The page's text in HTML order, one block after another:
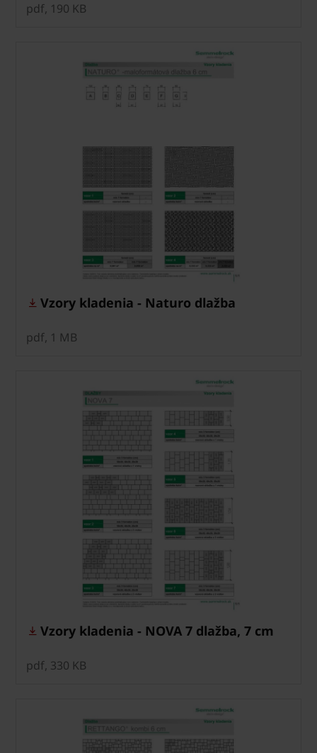
pdf, 190 KB
Vzory kladenia - Naturo dlažba
pdf, 1 MB
Vzory kladenia - NOVA 7 dlažba, 7 cm
pdf, 330 KB